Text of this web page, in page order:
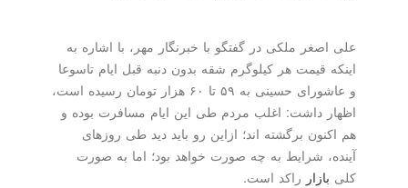
ملكی در گفتگو با خبرنگار مهر، با اشاره به
قیمت هر كیلوگرم شقه بدون دنبه قبل ایام تاسوعا
و عاشورای حسینی به ۵۹ تا ۶۰ هزار تومان رسیده است،
داشت: اغلب مردم طی این ایام مسافرت بوده و
برگشته اند؛ ازاین رو باید دید طی روزهای
شرایط به چه صورت خواهد بود؛ اما به صورت
راكد است.